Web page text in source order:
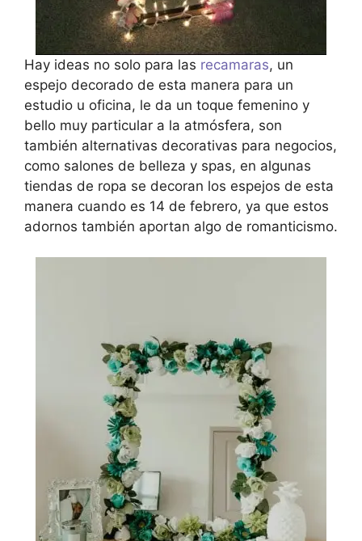
Hay ideas no solo para las recamaras, un
espejo decorado de esta manera para un
estudio u oficina, le da un toque femenino y
bello muy particular a la atmósfera, son
también alternativas decorativas para negocios,
como salones de belleza y spas, en algunas
tiendas de ropa se decoran los espejos de esta
manera cuando es 14 de febrero, ya que estos
adornos también aportan algo de romanticismo.